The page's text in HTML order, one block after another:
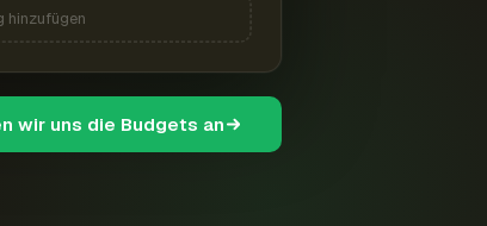
hinzufügen
wir uns die Budgets an